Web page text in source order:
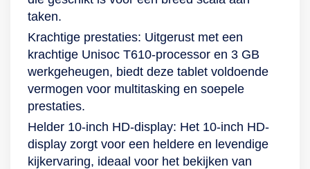
taken.
Krachtige prestaties: Uitgerust met een
krachtige Unisoc T610-processor en 3 GB
werkgeheugen, biedt deze tablet voldoende
vermogen voor multitasking en soepele
prestaties.
Helder 10-inch HD-display: Het 10-inch HD-
display zorgt voor een heldere en levendige
kijkervaring, ideaal voor het bekijken van